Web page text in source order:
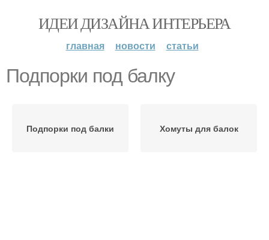
ИДЕИ ДИЗАЙНА ИНТЕРЬЕРА
главная новости статьи
Подпорки под балку
Подпорки под балки Хомуты для балок